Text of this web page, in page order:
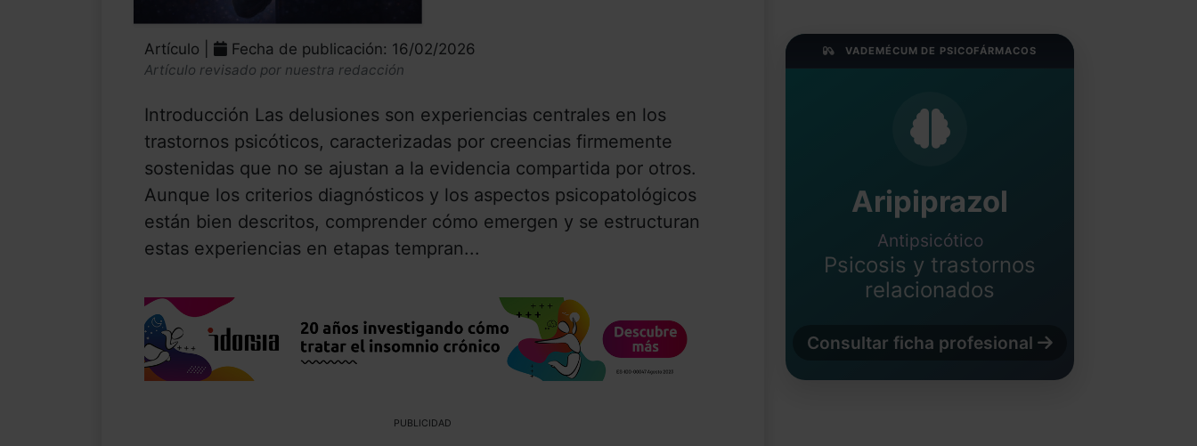
Artículo | Fecha de publicación: 16/02/2026
Artículo revisado por nuestra redacción
Introducción Las delusiones son experiencias centrales en los
trastornos psicóticos, caracterizadas por creencias firmemente
sostenidas que no se ajustan a la evidencia compartida por otros.
Aunque los criterios diagnósticos y los aspectos psicopatológicos
están bien descritos, comprender cómo emergen y se estructuran
estas experiencias en etapas tempran...
PUBLICIDAD
VADEMÉCUM DE PSICOFÁRMACOS
Aripiprazol
Antipsicótico
Psicosis y trastornos
relacionados
Consultar ficha profesional